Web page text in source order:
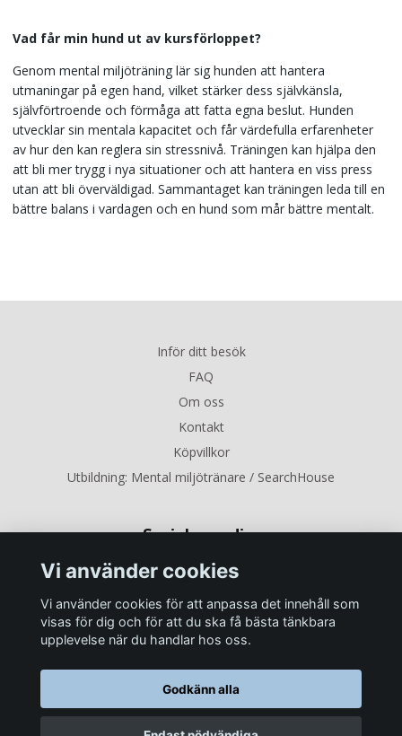
Vad får min hund ut av kursförloppet?
Genom mental miljöträning lär sig hunden att hantera
utmaningar på egen hand, vilket stärker dess självkänsla,
självförtroende och förmåga att fatta egna beslut. Hunden
utvecklar sin mentala kapacitet och får värdefulla erfarenheter
av hur den kan reglera sin stressnivå. Träningen kan hjälpa den
att bli mer trygg i nya situationer och att hantera en viss press
utan att bli överväldigad. Sammantaget kan träningen leda till en
bättre balans i vardagen och en hund som mår bättre mentalt.
Inför ditt besök
FAQ
Om oss
Kontakt
Köpvillkor
Utbildning: Mental miljötränare / SearchHouse
Sociala medier
Vi använder cookies
Vi använder cookies för att anpassa det innehåll som
visas för dig och för att du ska få bästa tänkbara
upplevelse när du handlar hos oss.
Godkänn alla